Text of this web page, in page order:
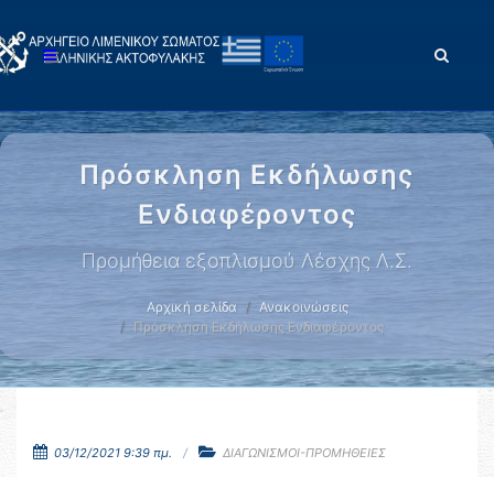
Πρόσκληση Εκδήλωσης
Ενδιαφέροντος
Προμήθεια εξοπλισμού Λέσχης Λ.Σ.
Αρχική σελίδα
Ανακοινώσεις
Πρόσκληση Εκδήλωσης Ενδιαφέροντος
03/12/2021 9:39 πμ. ΔΙΑΓΩΝΙΣΜΟΙ-ΠΡΟΜΗΘΕΙΕΣ